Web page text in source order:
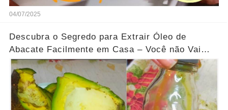
04/07/2025
Descubra o Segredo para Extrair Óleo de
Abacate Facilmente em Casa – Você não Vai
Acreditar nos Benefícios...Ver mais